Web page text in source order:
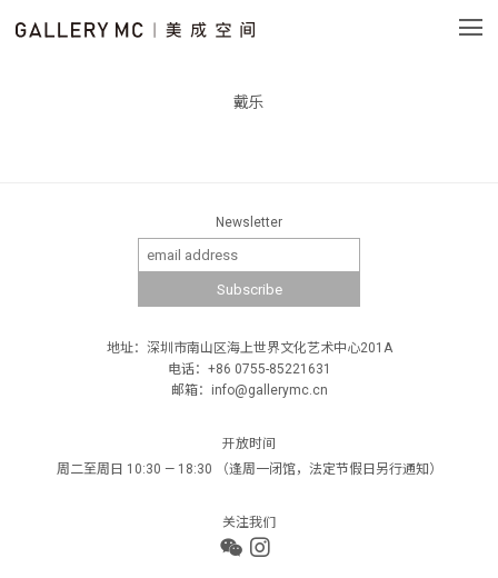
戴乐
Newsletter
地址：深圳市南山区海上世界文化艺术中心201A
电话：+86 0755-85221631
邮箱：info@gallerymc.cn
开放时间
周二至周日 10:30 — 18:30 （逢周一闭馆，法定节假日另行通知）
关注我们